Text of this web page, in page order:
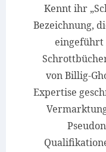
Kennt ihr „Schrottbücher“? Das ist eine
Bezeichnung,
eingeführt
von Billig-
Expertise